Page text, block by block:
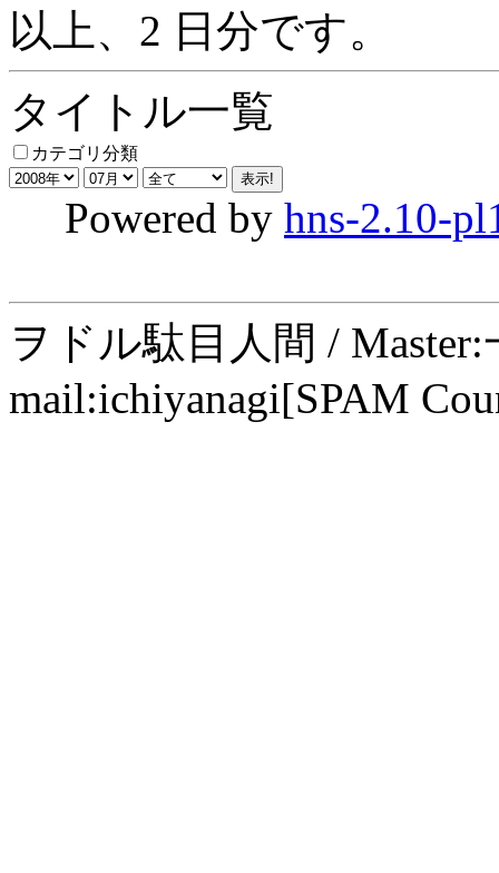
以上、2 日分です。
タイトル一覧
カテゴリ分類
Powered by hns-2.10-
ヲドル駄目人間 /
mail:ichiyanagi[SPAM